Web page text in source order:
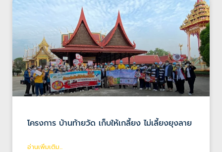
โครงการ บ้านท้ายวัด เก็บให้เกลี้ยง ไม่เลี้ยงยุงลาย
อ่านเพิ่มเติม...